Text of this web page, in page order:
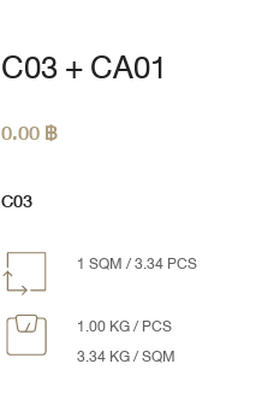
C03 + CA01
0.00฿
C03
1 SQM / 3.34 PCS
1.00 KG / PCS
3.34 KG / SQM